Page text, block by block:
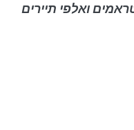
ואלפי תיירים